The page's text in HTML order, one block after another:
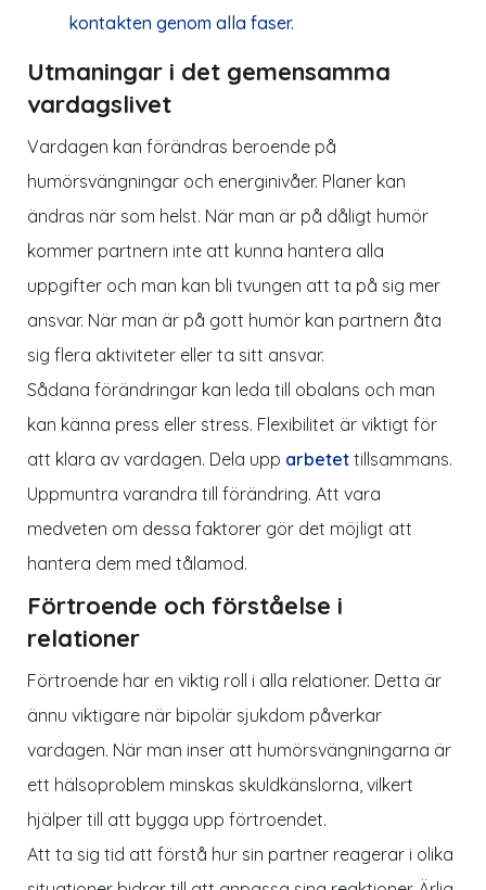
kontakten genom alla faser.
Utmaningar i det gemensamma
vardagslivet
Vardagen kan förändras beroende på
humörsvängningar och energinivåer. Planer kan
ändras när som helst. När man är på dåligt humör
kommer partnern inte att kunna hantera alla
uppgifter och man kan bli tvungen att ta på sig mer
ansvar. När man är på gott humör kan partnern åta
sig flera aktiviteter eller ta sitt ansvar.
Sådana förändringar kan leda till obalans och man
kan känna press eller stress. Flexibilitet är viktigt för
att klara av vardagen. Dela upp arbetet tillsammans.
Uppmuntra varandra till förändring. Att vara
medveten om dessa faktorer gör det möjligt att
hantera dem med tålamod.
Förtroende och förståelse i
relationer
Förtroende har en viktig roll i alla relationer. Detta är
ännu viktigare när bipolär sjukdom påverkar
vardagen. När man inser att humörsvängningarna är
ett hälsoproblem minskas skuldkänslorna, vilkert
hjälper till att bygga upp förtroendet.
Att ta sig tid att förstå hur sin partner reagerar i olika